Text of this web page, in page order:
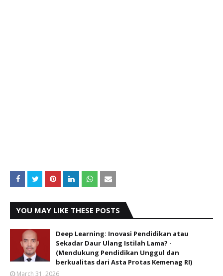
YOU MAY LIKE THESE POSTS
Deep Learning: Inovasi Pendidikan atau
Sekadar Daur Ulang Istilah Lama? -
(Mendukung Pendidikan Unggul dan
berkualitas dari Asta Protas Kemenag RI)
March 31, 2026